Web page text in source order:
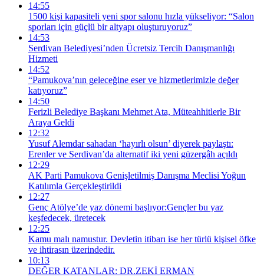
14:55
1500 kişi kapasiteli yeni spor salonu hızla yükseliyor: “Salon
sporları için güçlü bir altyapı oluşturuyoruz”
14:53
Serdivan Belediyesi’nden Ücretsiz Tercih Danışmanlığı
Hizmeti
14:52
“Pamukova’nın geleceğine eser ve hizmetlerimizle değer
katıyoruz”
14:50
Ferizli Belediye Başkanı Mehmet Ata, Müteahhitlerle Bir
Araya Geldi
12:32
Yusuf Alemdar sahadan ‘hayırlı olsun’ diyerek paylaştı:
Erenler ve Serdivan’da alternatif iki yeni güzergâh açıldı
12:29
AK Parti Pamukova Genişletilmiş Danışma Meclisi Yoğun
Katılımla Gerçekleştirildi
12:27
Genç Atölye’de yaz dönemi başlıyor:Gençler bu yaz
keşfedecek, üretecek
12:25
Kamu malı namustur. Devletin itibarı ise her türlü kişisel öfke
ve ihtirasın üzerindedir.
10:13
DEĞER KATANLAR: DR.ZEKİ ERMAN